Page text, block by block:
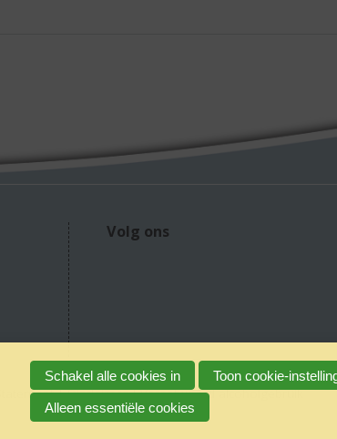
Volg ons
Disclaimer Verantwoord alcoholgebruik
Schakel alle cookies in Toon cookie-
Alleen essentiële cookies